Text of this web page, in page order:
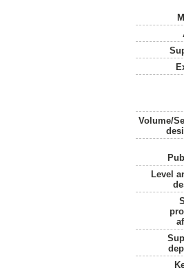
Volume/
Level